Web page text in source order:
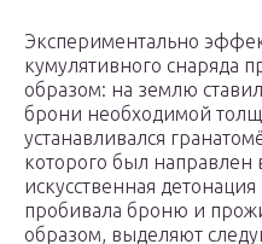
Экспериментально
кумулятивного снаряда
образом: на землю
брони необходимой
устанавливался
которого был
искусственная
пробивала броню и
образом, выделяют